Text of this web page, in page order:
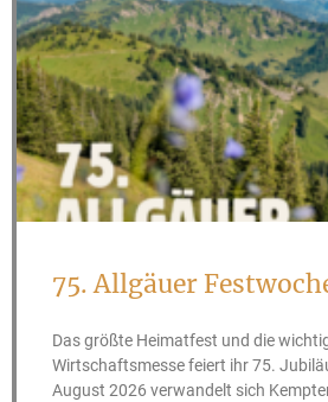
75. Allgäuer
Das größte Heimatfest und die
Wirtschaftsmesse feiert ihr 75.
August 2026 verwandelt sich